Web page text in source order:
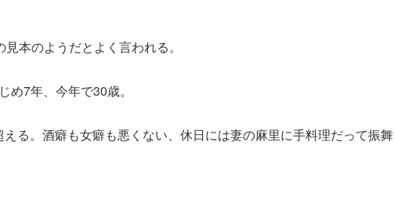
本のようだとよく言われる。
め7年、今年で30歳。
る。酒癖も女癖も悪くない、休日には妻の麻里に手料理だって振舞